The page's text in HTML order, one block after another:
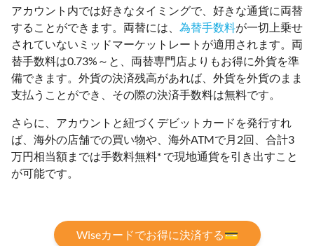
アカウント内では好きなタイミングで、好きな通貨に両替
することができます。両替には、 為替手数料が一切上乗せ
されていないミッドマーケットレートが適用されます。両
替手数料は0.73%～と、両替専門店よりもお得に外貨を準
備できます。外貨の決済残高があれば、外貨を外貨のまま
支払うことができ、その際の決済手数料は無料です。
さらに、アカウントと紐づくデビットカードを発行すれ
ば、海外の店舗での買い物や、海外ATMで月2回、合計3
万円相当額までは手数料無料* で現地通貨を引き出すこと
が可能です。
Wiseカードでお得に決済する💳